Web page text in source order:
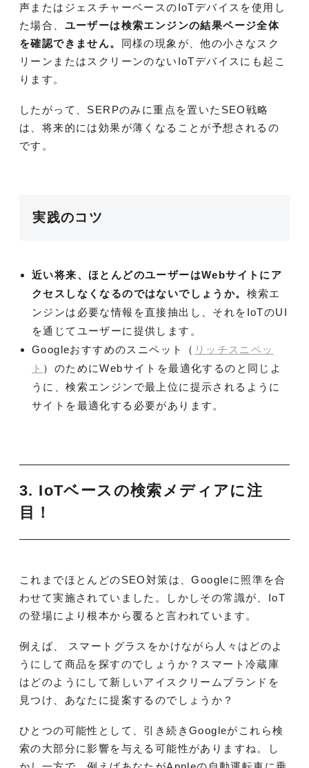
声またはジェスチャーベースのIoTデバイスを使用し
た場合、 ユーザーは検索エンジンの結果ページ全体
を確認できません。 同様の現象が、他の小さなスク
リーンまたはスクリーンのないIoTデバイスにも起こ
ります。
したがって、SERPのみに重点を置いたSEO戦略
は、将来的には効果が薄くなることが予想されるの
です。
実践のコツ
近い将来、ほとんどのユーザーはWebサイトにア
クセスしなくなるのではないでしょうか。 検索エ
ンジンは必要な情報を直接抽出し、それをIoTのUI
を通じてユーザーに提供します。
Googleおすすめのスニペット（ リッチスニペッ
ト ）のためにWebサイトを最適化するのと同じよ
うに、検索エンジンで最上位に提示されるように
サイトを最適化する必要があります。
3. IoTベースの検索メディアに注
目！
これまでほとんどのSEO対策は、Googleに照準を合
わせて実施されていました。しかしその常識が、IoT
の登場により根本から覆ると言われています。
例えば、 スマートグラスをかけながら人々はどのよ
うにして商品を探すのでしょうか？スマート冷蔵庫
はどのようにして新しいアイスクリームブランドを
見つけ、あなたに提案するのでしょうか？
ひとつの可能性として、引き続きGoogleがこれら検
索の大部分に影響を与える可能性がありますね。し